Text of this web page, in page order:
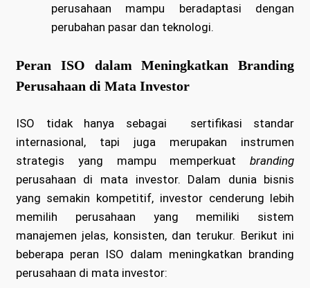
perusahaan mampu beradaptasi dengan
perubahan pasar dan teknologi.
Peran ISO dalam Meningkatkan Branding
Perusahaan di Mata Investor
ISO tidak hanya sebagai sertifikasi standar
internasional, tapi juga merupakan instrumen
strategis yang mampu memperkuatbranding
perusahaan di mata investor. Dalam dunia bisnis
yang semakin kompetitif, investor cenderung lebih
memilih perusahaan yang memiliki sistem
manajemen jelas, konsisten, dan terukur. Berikut ini
beberapa peran ISO dalam meningkatkan branding
perusahaan di mata investor: